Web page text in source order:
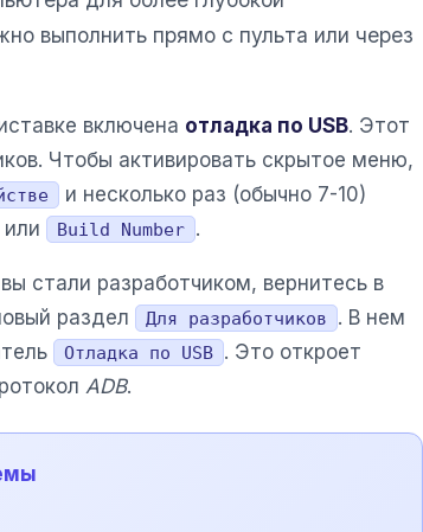
выполнить прямо с пульта или через
включена отладка по USB. Этот
Чтобы активировать скрытое меню,
и несколько раз (обычно 7-10)
или Build Number .
стали разработчиком, вернитесь в
раздел
Для разработчиков
. В нем
Отладка по USB . Это откроет
ADB.